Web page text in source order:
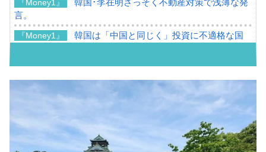
『Money1』
韓国･李在明さっそく不動産対策で浅薄な発
言。
『Money1』
韓国は「中国と同じく」投資に不適格な国
『Money1』
『韓国銀行』が「金の保有量を増やしま
す」⇒「金を経由するドル入手」手段ではないのか？
韓国･外為取引量「1日当たり1,214.4億ド
ル」まで拡大 ⇒ 海外資金の動きに強く左右される状態
『Money1』
韓国･帰ってきた李在明。李在明を支持しな
い「50.5％」に上昇